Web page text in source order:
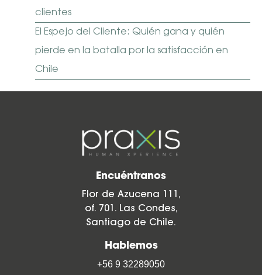
clientes
El Espejo del Cliente: Quién gana y quién
pierde en la batalla por la satisfacción en
Chile
Encuéntranos
Flor de Azucena 111,
of. 701. Las Condes,
Santiago de Chile.
Hablemos
+56 9 32289050